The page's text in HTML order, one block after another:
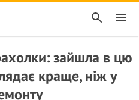
зайшла в цю
краще, ніж у